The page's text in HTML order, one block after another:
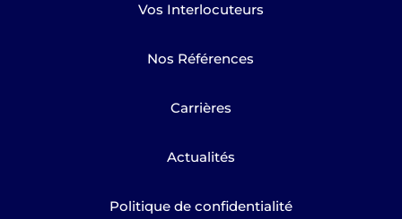
Vos Interlocuteurs
Nos Références
Carrières
Actualités
Politique de confidentialité